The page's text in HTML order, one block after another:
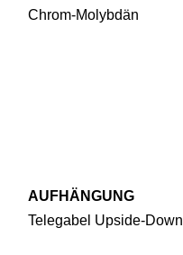
Chrom-Molybdän
AUFHÄNGUNG
Telegabel Upside-Down